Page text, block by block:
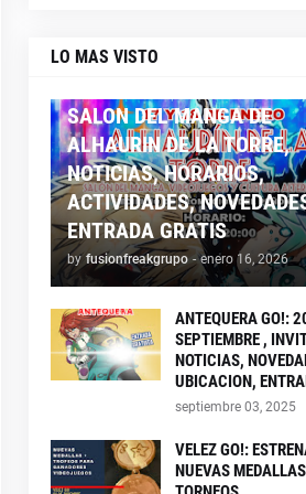
LO MAS VISTO
SALON DEL MANGA DE
ALHAURIN DE LA TORRE,
NOTICIAS, HORARIOS,
ACTIVIDADES,
ENTRADA GRATIS
by fusionfreakgrupo - enero 16, 2026
ANTEQUERA GO!:
SEPTIEMBRE ,
NOTICIAS,
UBICACION,
septiembre 03, 2025
VELEZ GO!:
NUEVAS MEDALLAS